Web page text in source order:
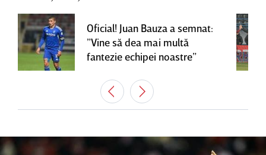
Oficial! Juan Bauza a semnat:
”Vine să dea mai multă
fantezie echipei noastre”